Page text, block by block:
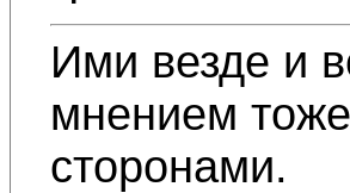
Ими везде и
мнением
сторонами.